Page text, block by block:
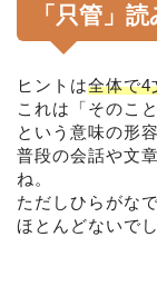
「只管」
ヒントは全体で4
これは「そのこ
という意味の形
普段の会話や文
ね。
ただしひらがな
ほとんどないでし